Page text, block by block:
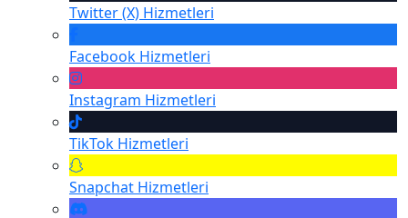
Twitter (X) Hizmetleri
Facebook Hizmetleri
Instagram Hizmetleri
TikTok Hizmetleri
Snapchat Hizmetleri